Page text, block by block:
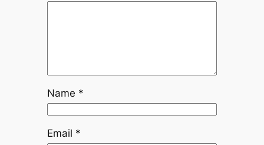
Name *
Email *